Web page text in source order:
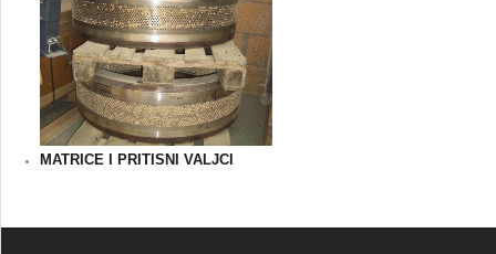
MATRICE I PRITISNI VALJCI